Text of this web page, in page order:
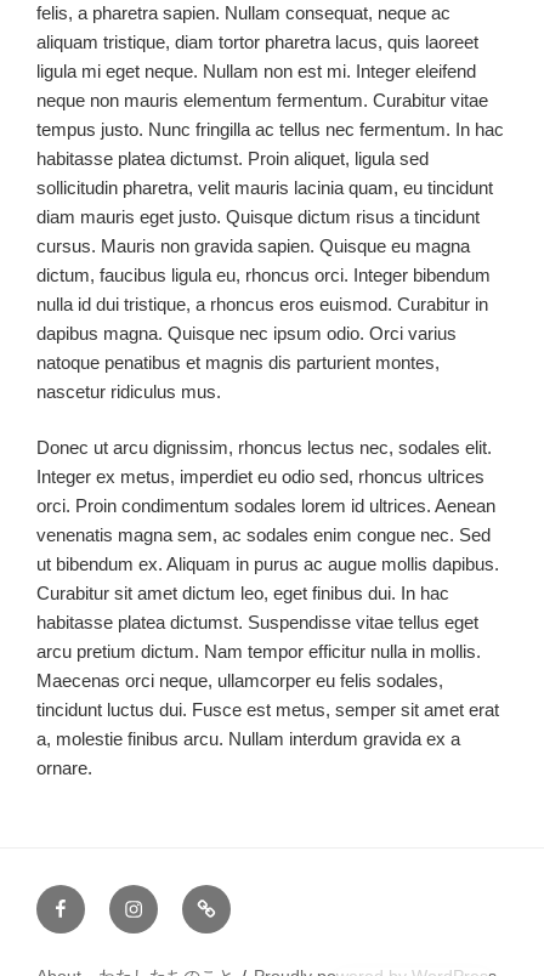
felis, a pharetra sapien. Nullam consequat, neque ac
aliquam tristique, diam tortor pharetra lacus, quis laoreet
ligula mi eget neque. Nullam non est mi. Integer eleifend
neque non mauris elementum fermentum. Curabitur vitae
tempus justo. Nunc fringilla ac tellus nec fermentum. In hac
habitasse platea dictumst. Proin aliquet, ligula sed
sollicitudin pharetra, velit mauris lacinia quam, eu tincidunt
diam mauris eget justo. Quisque dictum risus a tincidunt
cursus. Mauris non gravida sapien. Quisque eu magna
dictum, faucibus ligula eu, rhoncus orci. Integer bibendum
nulla id dui tristique, a rhoncus eros euismod. Curabitur in
dapibus magna. Quisque nec ipsum odio. Orci varius
natoque penatibus et magnis dis parturient montes,
nascetur ridiculus mus.
Donec ut arcu dignissim, rhoncus lectus nec, sodales elit.
Integer ex metus, imperdiet eu odio sed, rhoncus ultrices
orci. Proin condimentum sodales lorem id ultrices. Aenean
venenatis magna sem, ac sodales enim congue nec. Sed
ut bibendum ex. Aliquam in purus ac augue mollis dapibus.
Curabitur sit amet dictum leo, eget finibus dui. In hac
habitasse platea dictumst. Suspendisse vitae tellus eget
arcu pretium dictum. Nam tempor efficitur nulla in mollis.
Maecenas orci neque, ullamcorper eu felis sodales,
tincidunt luctus dui. Fusce est metus, semper sit amet erat
a, molestie finibus arcu. Nullam interdum gravida ex a
ornare.
FacebookInstagramEmail